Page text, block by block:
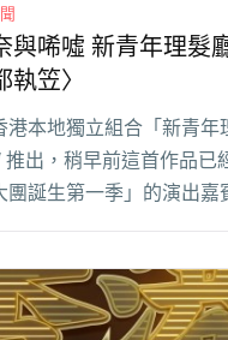
年理髮廳新歌
執笠〉
本地獨立組合「新青年
推出，稍早前這首作品已
團誕生第一季」的演出嘉
是歌名已經吸引力十足，
香港俚語，閱讀全文 "香
新青年理髮廳新歌〈連麥記都